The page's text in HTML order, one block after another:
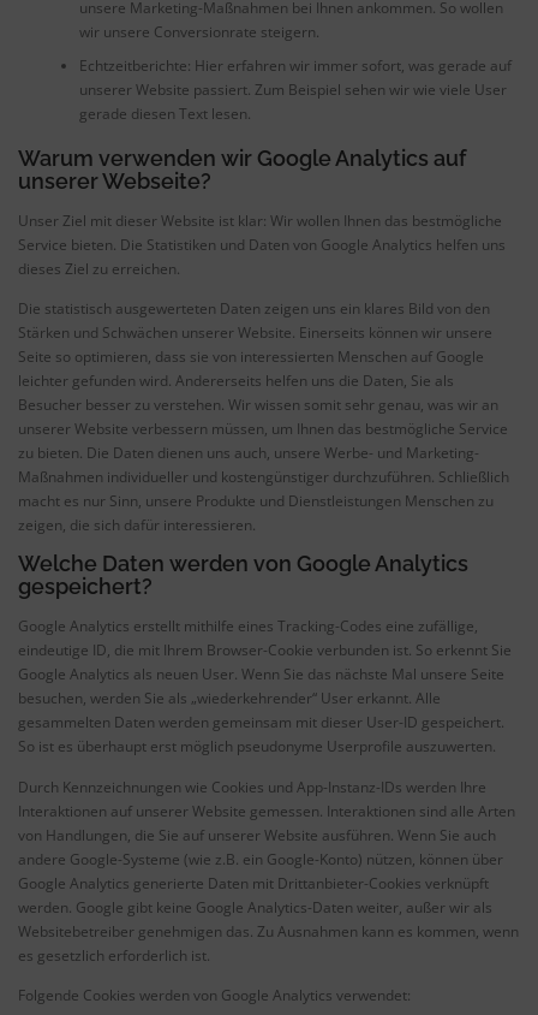
unsere Marketing-Maßnahmen bei Ihnen ankommen. So wollen
wir unsere Conversionrate steigern.
Echtzeitberichte: Hier erfahren wir immer sofort, was gerade auf
unserer Website passiert. Zum Beispiel sehen wir wie viele User
gerade diesen Text lesen.
Warum verwenden wir Google Analytics auf
unserer Webseite?
Unser Ziel mit dieser Website ist klar: Wir wollen Ihnen das bestmögliche
Service bieten. Die Statistiken und Daten von Google Analytics helfen uns
dieses Ziel zu erreichen.
Die statistisch ausgewerteten Daten zeigen uns ein klares Bild von den
Stärken und Schwächen unserer Website. Einerseits können wir unsere
Seite so optimieren, dass sie von interessierten Menschen auf Google
leichter gefunden wird. Andererseits helfen uns die Daten, Sie als
Besucher besser zu verstehen. Wir wissen somit sehr genau, was wir an
unserer Website verbessern müssen, um Ihnen das bestmögliche Service
zu bieten. Die Daten dienen uns auch, unsere Werbe- und Marketing-
Maßnahmen individueller und kostengünstiger durchzuführen. Schließlich
macht es nur Sinn, unsere Produkte und Dienstleistungen Menschen zu
zeigen, die sich dafür interessieren.
Welche Daten werden von Google Analytics
gespeichert?
Google Analytics erstellt mithilfe eines Tracking-Codes eine zufällige,
eindeutige ID, die mit Ihrem Browser-Cookie verbunden ist. So erkennt Sie
Google Analytics als neuen User. Wenn Sie das nächste Mal unsere Seite
besuchen, werden Sie als „wiederkehrender“ User erkannt. Alle
gesammelten Daten werden gemeinsam mit dieser User-ID gespeichert.
So ist es überhaupt erst möglich pseudonyme Userprofile auszuwerten.
Durch Kennzeichnungen wie Cookies und App-Instanz-IDs werden Ihre
Interaktionen auf unserer Website gemessen. Interaktionen sind alle Arten
von Handlungen, die Sie auf unserer Website ausführen. Wenn Sie auch
andere Google-Systeme (wie z.B. ein Google-Konto) nützen, können über
Google Analytics generierte Daten mit Drittanbieter-Cookies verknüpft
werden. Google gibt keine Google Analytics-Daten weiter, außer wir als
Websitebetreiber genehmigen das. Zu Ausnahmen kann es kommen, wenn
es gesetzlich erforderlich ist.
Folgende Cookies werden von Google Analytics verwendet: